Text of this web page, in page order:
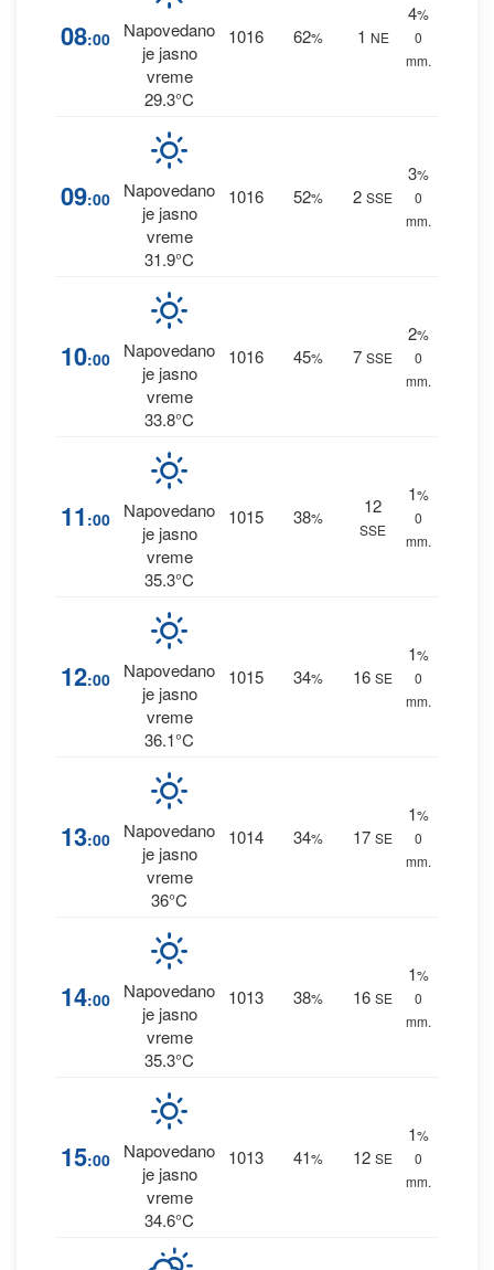
08:00
Napovedano
je jasno
vreme
29.3°C
1016 62% 1 NE
4%
0
mm.
09:00
Napovedano
je jasno
vreme
31.9°C
1016 52% 2 SSE
3%
0
mm.
10:00
Napovedano
je jasno
vreme
33.8°C
1016 45% 7 SSE
2%
0
mm.
11 :00
Napovedano
je jasno
vreme
35.3°C
1015 38%
12
SSE
1%
0
mm.
12:00
Napovedano
je jasno
vreme
36.1°C
1015 34% 16 SE
1%
0
mm.
13:00
Napovedano
je jasno
vreme
36°C
1014 34% 17 SE
1%
0
mm.
14:00
Napovedano
je jasno
vreme
35.3°C
1013 38% 16 SE
1%
0
mm.
15:00
Napovedano
je jasno
vreme
34.6°C
1013 41% 12 SE
1%
0
mm.